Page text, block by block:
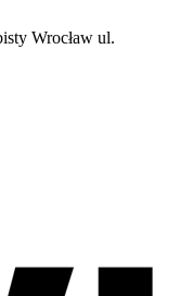
Wrocław ul.